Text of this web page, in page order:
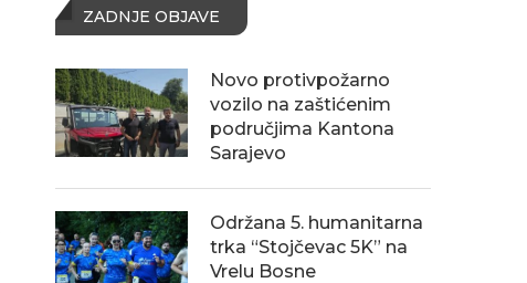
ZADNJE OBJAVE
Novo protivpožarno
vozilo na zaštićenim
područjima Kantona
Sarajevo
Održana 5. humanitarna
trka “Stojčevac 5K” na
Vrelu Bosne